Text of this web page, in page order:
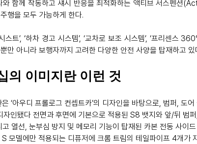
와 함께 작동하고 섀시 반응을 최적화하는 액티브 서스펜션
행을 모두 가능하게 한다.
트’, ‘하차 경고 시스템’, ‘교차로 보조 시스템’, ‘프리센스
만 아니라 보행자까지 고려한 다양한 안전 사양을 탑재하고 있
의 이미지란 이런 것
‘아우디 프롤로그 컨셉트카’의 디자인을 바탕으로, 범퍼, 도
인됐다 전면과 후면에 기본으로 적용된 S8 뱃지와 앞/뒤 범
열선, 눈부심 방지 및 메모리 기능이 탑재된 카본 전동 사이
모델에만 적용되는 디퓨저에 크롬 트림의 테일파이프 4개가